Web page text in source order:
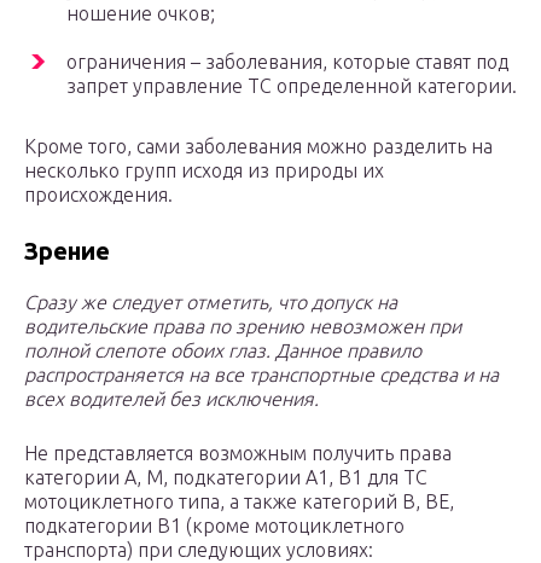
ношение очков;
ограничения – заболевания, которые ставят под
запрет управление ТС определенной категории.
Кроме того, сами заболевания можно разделить на
несколько групп исходя из природы их
происхождения.
Зрение
Сразу же следует отметить, что допуск на
водительские права по зрению невозможен при
полной слепоте обоих глаз. Данное правило
распространяется на все транспортные средства и на
всех водителей без исключения.
Не представляется возможным получить права
категории А, М, подкатегории А1, В1 для ТС
мотоциклетного типа, а также категорий В, ВЕ,
подкатегории В1 (кроме мотоциклетного
транспорта) при следующих условиях: